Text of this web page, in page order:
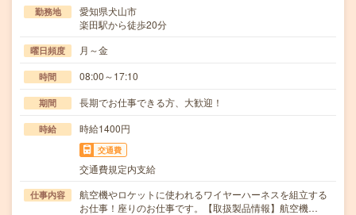
勤務地
愛知県犬山市
楽田駅から徒歩20分
曜日頻度 月～金
時間 08:00～17:10
期間 長期でお仕事できる方、大歓迎！
時給 時給1400円
交通費
交通費規定内支給
仕事内容
航空機やロケットに使われるワイヤーハーネスを組立する
お仕事！座りのお仕事です。【取扱製品情報】航空機…